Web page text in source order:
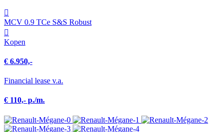
MCV 0.9 TCe S&S Robust
Kopen
€ 6.950,-
Financial lease v.a.
€ 110,- p./m.